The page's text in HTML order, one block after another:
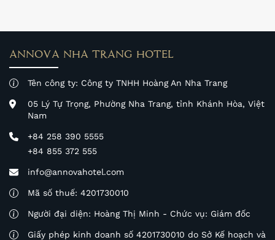
ANNOVA NHA TRANG HOTEL
Tên công ty: Công ty TNHH Hoàng An Nha Trang
05 Lý Tự Trọng, Phường Nha Trang, tỉnh Khánh Hòa, Việt
Nam
+84 258 390 5555
+84 855 372 555
info@annovahotel.com
Mã số thuế: 4201730010
Người đại diện: Hoàng Thị Minh - Chức vụ: Giám đốc
Giấy phép kinh doanh số 4201730010 do Sở Kế hoạch và